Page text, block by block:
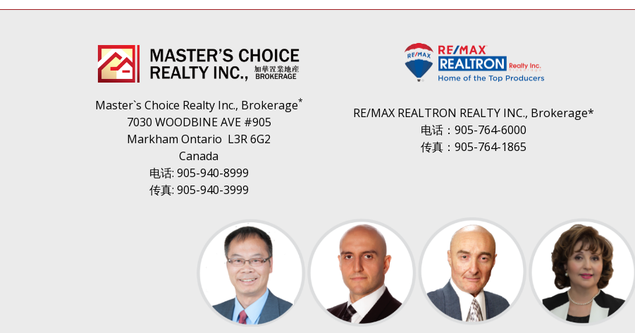
Master`s Choice Realty Inc., Brokerage*
7030 WOODBINE AVE #905
Markham Ontario L3R 6G2
Canada
电话: 905-940-8999
传真: 905-940-3999
RE/MAX REALTRON REALTY INC., Brokerage*
电话：905-764-6000
传真：905-764-1865